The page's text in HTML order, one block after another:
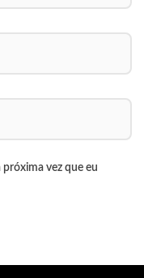
próxima vez que eu